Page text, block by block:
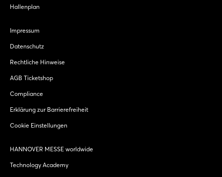
Hallenplan
Impressum
Datenschutz
Rechtliche Hinweise
AGB Ticketshop
Compliance
Erklärung zur Barrierefreiheit
Cookie Einstellungen
HANNOVER MESSE worldwide
Technology Academy